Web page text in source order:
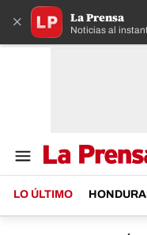
× La Prensa
Noticias al
LO ÚLTIMO